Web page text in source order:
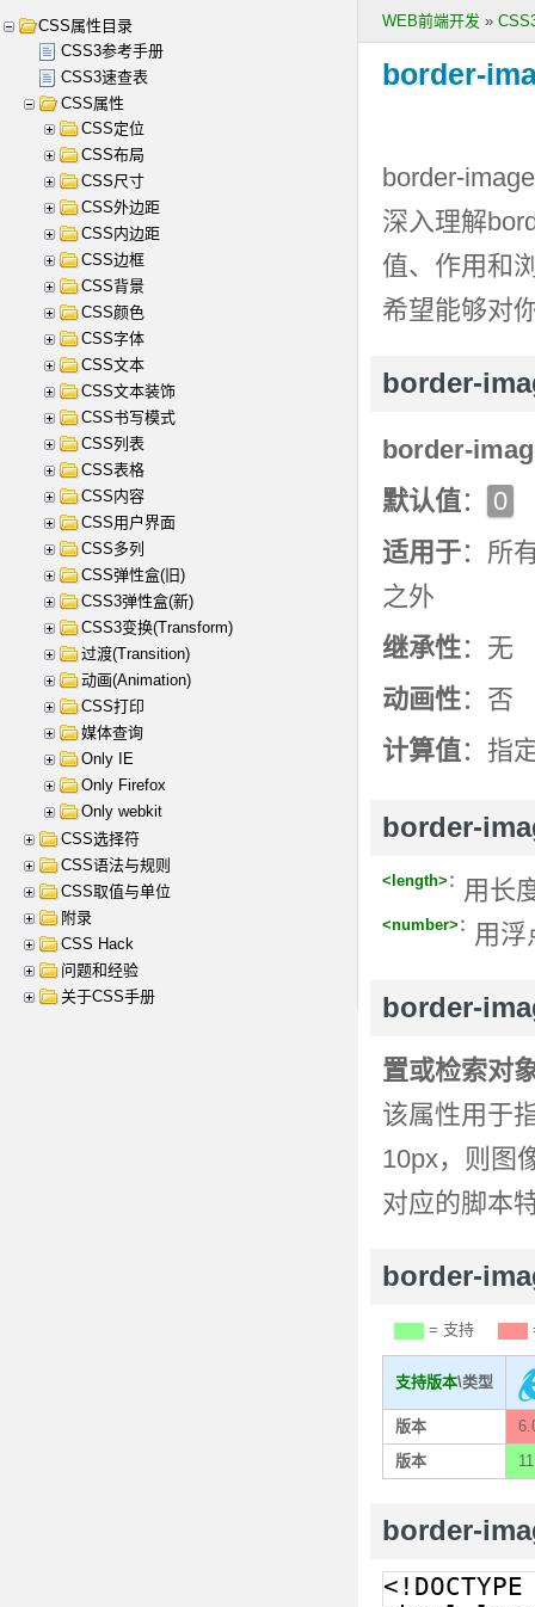
WEB前端开发 »
border-
border-
深入理解
值、作用和
希望能够对
border-
border-
默认值：
0
适用于：所
之外
继承性：无
动画性：否
计算值：指
border-
<length> ： 用长
<number> ： 用浮
border-
置或检索对
该属性用于
10px，则图
对应的脚本
border-
= 支持
支持版本\类型
版本
版本
border-
CSS属性目录
CSS3参考手册
CSS3速查表
CSS属性
CSS定位
CSS布局
CSS尺寸
CSS外边距
CSS内边距
CSS边框
CSS背景
CSS颜色
CSS字体
CSS文本
CSS文本装饰
CSS书写模式
CSS列表
CSS表格
CSS内容
CSS用户界面
CSS多列
CSS弹性盒(旧)
CSS3弹性盒(新)
CSS3变换(Transform)
过渡(Transition)
动画(Animation)
CSS打印
媒体查询
Only IE
Only Firefox
Only webkit
CSS选择符
CSS语法与规则
CSS取值与单位
附录
CSS Hack
问题和经验
关于CSS手册